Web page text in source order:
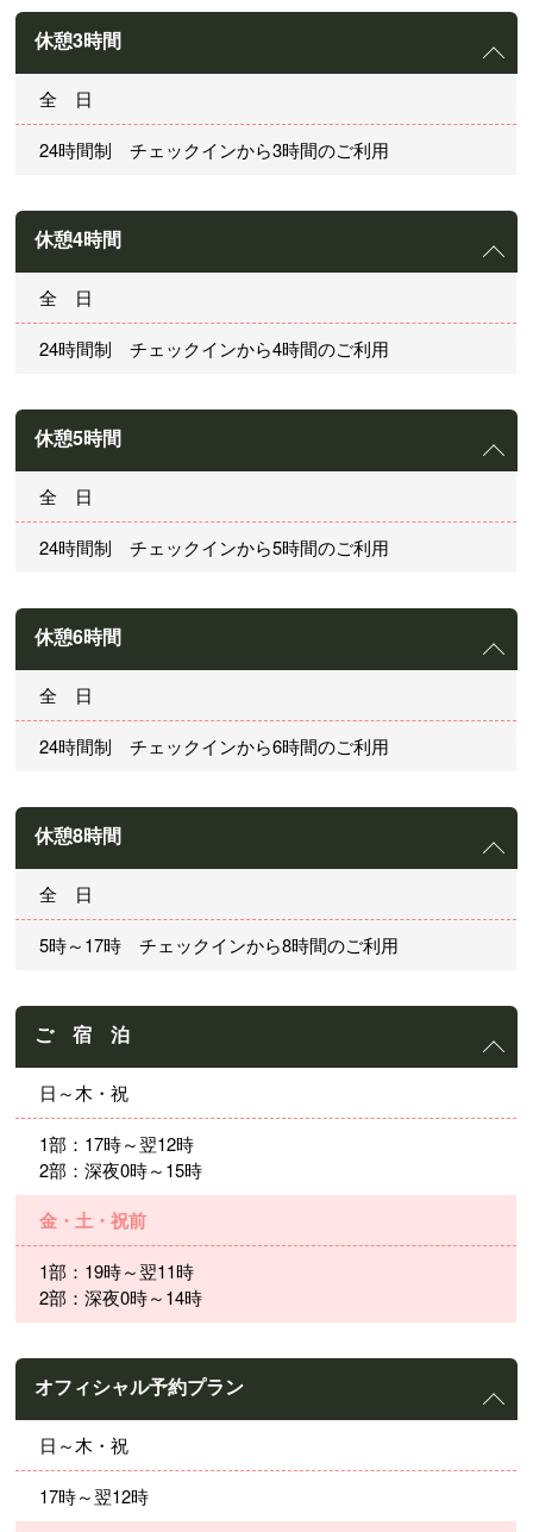
休憩3時間
全 日
24時間制 チェックインから3時間のご利用
休憩4時間
全 日
24時間制 チェックインから4時間のご利用
休憩5時間
全 日
24時間制 チェックインから5時間のご利用
休憩6時間
全 日
24時間制 チェックインから6時間のご利用
休憩8時間
全 日
5時～17時 チェックインから8時間のご利用
ご 宿 泊
日～木・祝
1部：17時～翌12時
2部：深夜0時～15時
金・土・祝前
1部：19時～翌11時
2部：深夜0時～14時
オフィシャル予約プラン
日～木・祝
17時～翌12時